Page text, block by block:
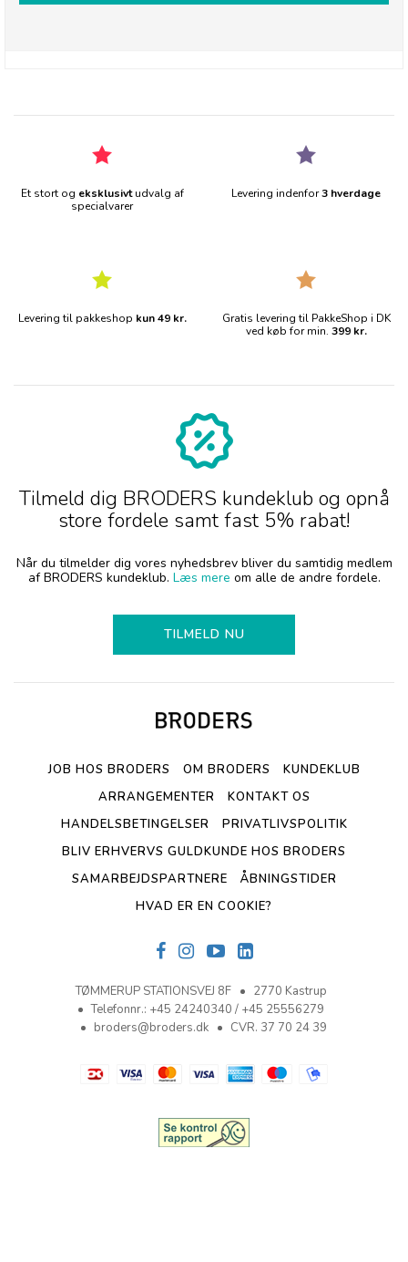
Et stort og eksklusivtudvalg af
specialvarer
Levering indenfor3 hverdage
Levering til pakkeshop kun 49 kr.
Gratis levering til PakkeShop i DK
ved køb for min. 399 kr.
Tilmeld dig BRODERS kundeklub og opnå
store fordele samt fast 5% rabat!
Når du tilmelder dig vores nyhedsbrev bliver du samtidig medlem
af BRODERS kundeklub. Læs mere om alle de andre fordele.
TILMELD NU
JOB HOS BRODERS OM BRODERS
KUNDEKLUB
ARRANGEMENTER
KONTAKT OS
HANDELSBETINGELSER
PRIVATLIVSPOLITIK
BLIV ERHVERVS GULDKUNDE HOS BRODERS
SAMARBEJDSPARTNERE
ÅBNINGSTIDER
HVAD ER EN COOKIE?
TØMMERUP STATIONSVEJ 8F
2770 Kastrup
Telefonnr.: +45 24240340 / +45 25556279
broders@broders.dk
CVR. 37 70 24 39